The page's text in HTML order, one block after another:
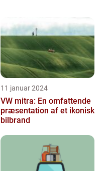
11 januar 2024
VW mitra: En omfattende
præsentation af et ikonisk
bilbrand